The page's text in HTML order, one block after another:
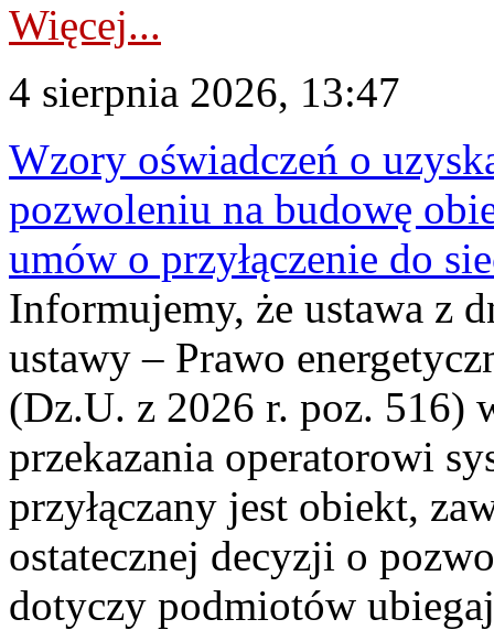
Więcej...
4 sierpnia 2026, 13:47
Wzory oświadczeń o
pozwoleniu na budowę
umów o przyłączenie do
Informujemy, że ustawa z
ustawy – Prawo
(Dz.U. z 2026 r. poz. 516)
przekazania operatorowi
przyłączany jest obiekt,
ostatecznej decyzji o
dotyczy podmiotów